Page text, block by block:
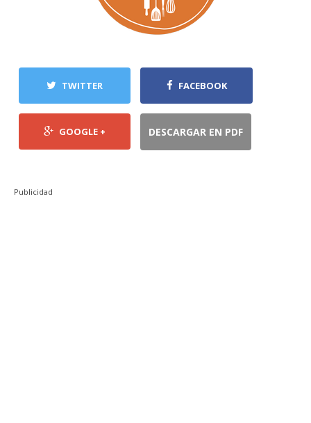
TWITTER FACEBOOK
GOOGLE + DESCARGAR EN PDF
Publicidad